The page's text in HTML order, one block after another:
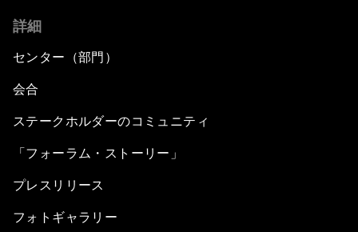
詳細
センター（部門）
会合
ステークホルダーのコミュニティ
「フォーラム・ストーリー」
プレスリリース
フォトギャラリー